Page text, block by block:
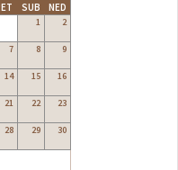
SUB NED
1 2
7 8 9
14 15 16
21 22 23
28 29 30